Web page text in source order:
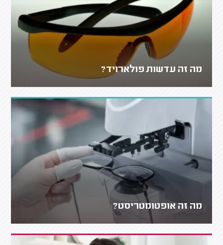
מה זה עדשות פולארויד?
מה זה אופטומטריסט?